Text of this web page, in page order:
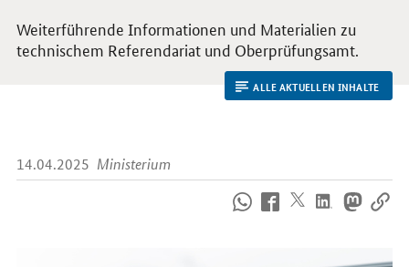
Weiterführende Informationen und Materialien zu
technischem Referendariat und Oberprüfungsamt.
ALLE AKTUELLEN INHALTE
14.04.2025 Ministerium